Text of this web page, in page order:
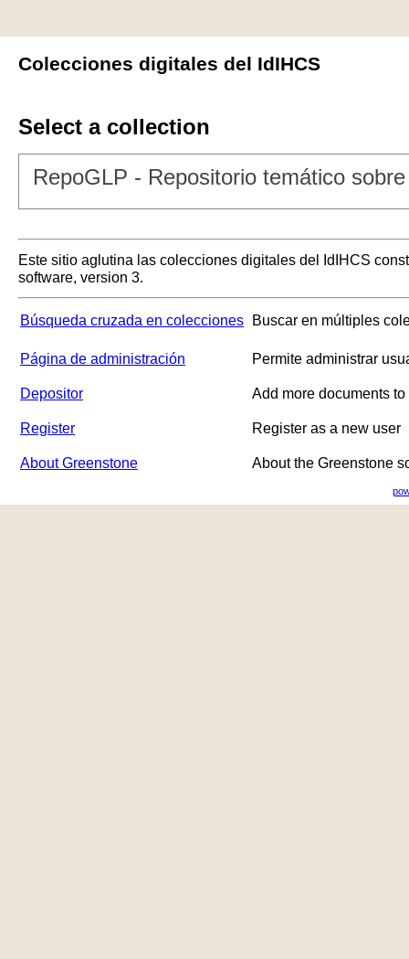
Colecciones digitales del IdIHCS
Select a collection
RepoGLP - Repositorio temático
Este sitio aglutina las colecciones digitales del IdIHCS
software, version 3.
Búsqueda cruzada en colecciones Buscar en múltiples
Página de administración Permite administrar
Depositor Add more documents
Register Register as a new user
About Greenstone About the Greenstone